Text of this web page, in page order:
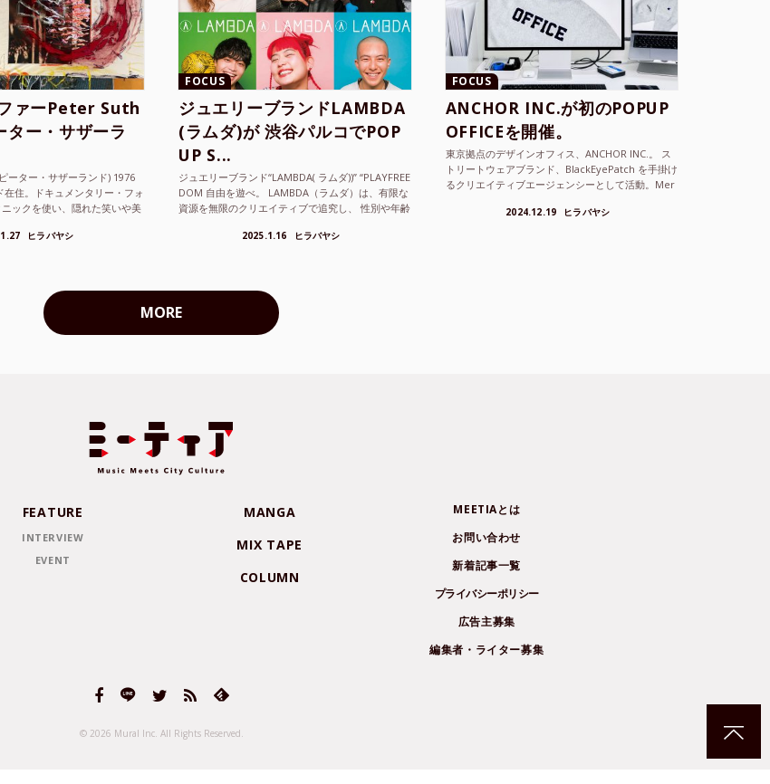
ァーPeter Suth
ー・サザーラ
ター・サザーランド) 1976
住。ドキュメンタリー・フォ
ックを使い、隠れた笑いや美
ヒラバヤシ
FOCUS
ジュエリーブランドLAMBDA
(ラムダ)が 渋谷パルコでPOP
UP S...
ジュエリーブランド“LAMBDA( ラムダ))” “PLAYFREE
DOM 自由を遊べ。 LAMBDA（ラムダ）は、有限な
資源を無限のクリエイティブで追究し、 性別や年齢
2025.1.16 ヒラバヤシ
FOCUS
ANCHOR INC.が初のPOPUP
OFFICEを開催。
東京拠点のデザインオフィス、ANCHOR INC.。 ス
トリートウェアブランド、BlackEyePatch を手掛け
るクリエイティブエージェンシーとして活動。Mer
2024.12.19 ヒラバヤシ
MORE
FEATURE
INTERVIEW
EVENT
MANGA
MIX TAPE
COLUMN
MEETIAとは
お問い合わせ
新着記事一覧
プライバシーポリシー
広告主募集
編集者・ライター募集
© 2026 Mural Inc. All Rights Reserved.